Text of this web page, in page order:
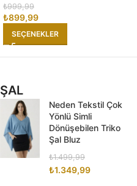
₺999,99
₺899,99
SEÇENEKLER
ŞAL
Neden Tekstil Çok
Yönlü Simli
Dönüşebilen Triko
Şal Bluz
₺1.499,99
₺1.349,99